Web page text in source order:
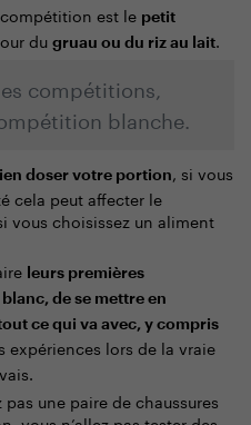
est le petit
du gruau ou du riz au lait.
compétitions,
blanche.
doser votre portion, si vous
cela peut affecter le
vous choisissez un aliment
leurs premières
blanc, de se mettre en
ce qui va avec, y compris
expériences lors de la vraie
une paire de chaussures